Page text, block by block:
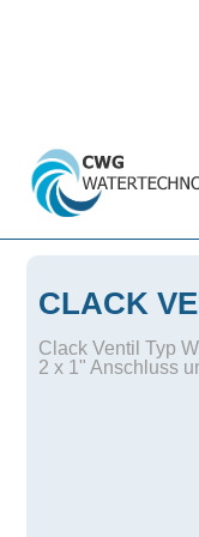
Home › Produkte
Soleventile - Clack
CLACK
Clack Ventil Typ
2 x 1" Anschluss